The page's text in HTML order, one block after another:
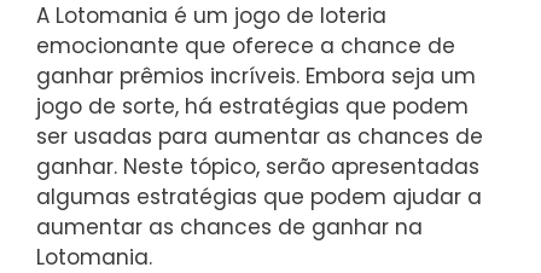
A Lotomania é um jogo de loteria
emocionante que oferece a chance de
ganhar prêmios incríveis. Embora seja um
jogo de sorte, há estratégias que podem
ser usadas para aumentar as chances de
ganhar. Neste tópico, serão apresentadas
algumas estratégias que podem ajudar a
aumentar as chances de ganhar na
Lotomania.